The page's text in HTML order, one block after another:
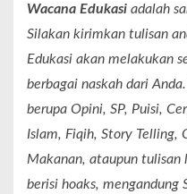
Wacana Edukasi adalah
Silakan kirimkan tulisan
Edukasi akan melakukan
berbagai naskah dari
berupa Opini, SP, Puisi,
Islam, Fiqih, Story Telling,
Makanan, ataupun tulisan
berisi hoaks, mengandung